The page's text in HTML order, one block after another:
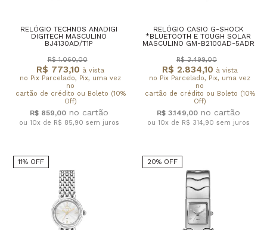
RELÓGIO TECHNOS ANADIGI
DIGITECH MASCULINO
BJ4130AD/T1P
R$ 773,10 à vista
no Pix Parcelado, Pix, uma vez
no
cartão de crédito ou Boleto (10%
Off)
R$ 1.060,00
R$ 859,00
ou 10x de R$ 85,90 sem juros
RELÓGIO CASIO G-SHOCK
*BLUETOOTH E TOUGH SOLAR
MASCULINO GM-B2100AD-5ADR
R$ 2.834,10 à vista
no Pix Parcelado, Pix, uma vez
no
cartão de crédito ou Boleto (10%
Off)
R$ 3.499,00
R$ 3.149,00
ou 10x de R$ 314,90 sem juros
11% OFF 20% OFF